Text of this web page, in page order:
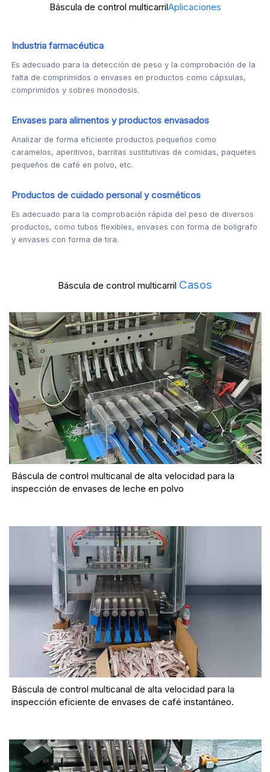
Báscula de control multicarrilAplicaciones
Industria farmacéutica
Es adecuado para la detección de peso y la comprobación de la
falta de comprimidos o envases en productos como cápsulas,
comprimidos y sobres monodosis.
Envases para alimentos y productos envasados
Analizar de forma eficiente productos pequeños como
caramelos, aperitivos, barritas sustitutivas de comidas, paquetes
pequeños de café en polvo, etc.
Productos de cuidado personal y cosméticos
Es adecuado para la comprobación rápida del peso de diversos
productos, como tubos flexibles, envases con forma de bolígrafo
y envases con forma de tira.
Báscula de control multicarril Casos
Báscula de control multicanal de alta velocidad para la
inspección de envases de leche en polvo
Báscula de control multicanal de alta velocidad para la
inspección eficiente de envases de café instantáneo.